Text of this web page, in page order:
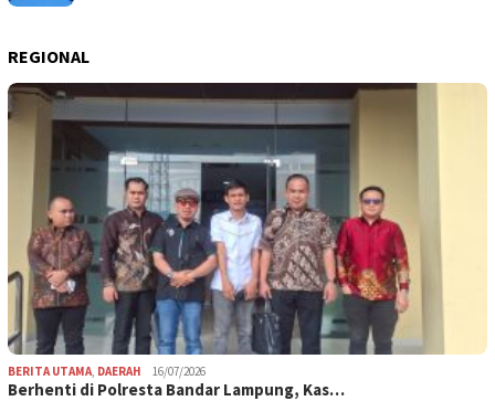
REGIONAL
BERITA UTAMA, DAERAH 16/07/2026
Berhenti di Polresta Bandar Lampung, Kas…